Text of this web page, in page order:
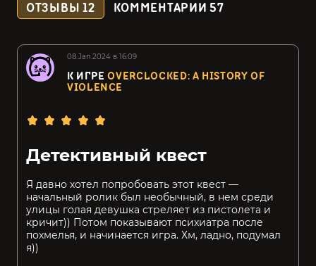
ОТЗЫВЫ12 КОММЕНТАРИИ57
08.Jan.2024 в 16:09
К ИГРЕOVERCLOCKED: A HISTORY OF
VIOLENCE
Детективный квест
Я давно хотел попробовать этот квест —
начальный ролик был необычный, в нем среди
улицы голая девушка стреляет из пистолета и
кричит)) Потом показывают психиатра после
похмелья, и начинается игра. Хм, ладно, подумал
я))